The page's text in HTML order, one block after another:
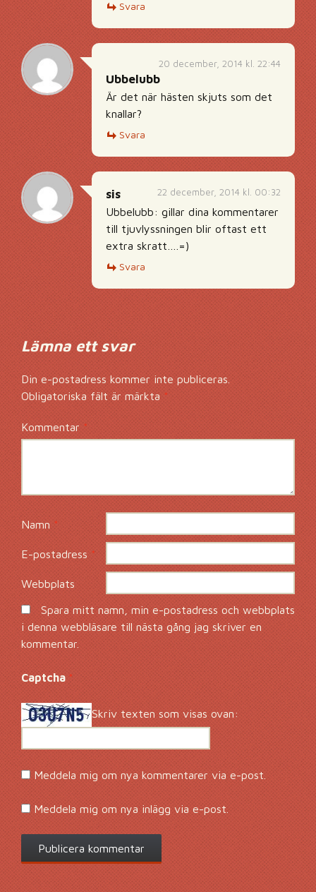
Svara
20 december, 2014 kl. 22:44
Ubbelubb
Är det när hästen skjuts som det
knallar?
Svara
22 december, 2014 kl. 00:32
sis
Ubbelubb: gillar dina kommentarer
till tjuvlyssningen blir oftast ett
extra skratt….=)
Svara
Lämna ett svar
Din e-postadress kommer inte publiceras.
Obligatoriska fält är märkta *
Kommentar*
Namn*
E-postadress*
Webbplats
Spara mitt namn, min e-postadress och webbplats
i denna webbläsare till nästa gång jag skriver en
kommentar.
Captcha *
Skriv texten som visas ovan:
Meddela mig om nya kommentarer via e-post.
Meddela mig om nya inlägg via e-post.